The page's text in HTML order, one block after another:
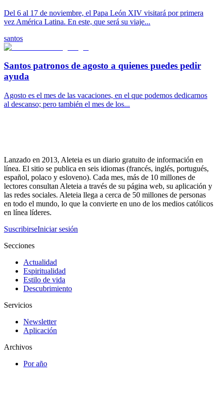
Del 6 al 17 de noviembre, el Papa León XIV visitará por primera
vez América Latina. En este, que será su viaje...
santos
Santos patronos de agosto a quienes puedes pedir
ayuda
Agosto es el mes de las vacaciones, en el que podemos dedicarnos
al descanso; pero también el mes de los...
Lanzado en 2013, Aleteia es un diario gratuito de información en
línea. El sitio se publica en seis idiomas (francés, inglés, portugués,
español, polaco y esloveno). Cada mes, más de 10 millones de
lectores consultan Aleteia a través de su página web, su aplicación y
las redes sociales. Aleteia llega a cerca de 50 millones de personas
en todo el mundo, lo que la convierte en uno de los medios católicos
en línea líderes.
SuscribirseIniciar sesión
Secciones
Actualidad
Espiritualidad
Estilo de vida
Descubrimiento
Servicios
Newsletter
Aplicación
Archivos
Por año